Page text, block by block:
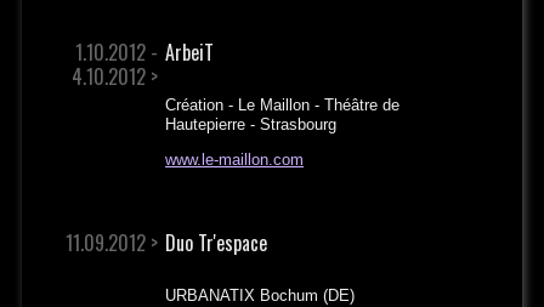
1.10.2012 -
4.10.2012 >
ArbeiT
Création - Le Maillon - Théâtre de
Hautepierre - Strasbourg
www.le-maillon.com
11.09.2012 > Duo Tr'espace
URBANATIX Bochum (DE)